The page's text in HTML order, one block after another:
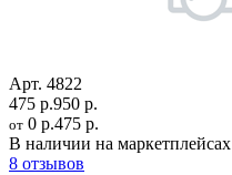
Арт. 4822
475 р.950 р.
от 0 р.475 р.
В наличии на маркетплейсах
8 отзывов